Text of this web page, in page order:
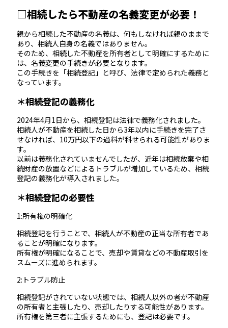
□相続したら不動産の名義変更が必要！
親から相続した不動産の名義は、何もしなければ親のままで
あり、相続人自身の名義ではありません。
そのため、相続した不動産を所有者として明確にするために
は、名義変更の手続きが必要となります。
この手続きを「相続登記」と呼び、法律で定められた義務と
なっています。
＊相続登記の義務化
2024年4月1日から、相続登記は法律で義務化されました。
相続人が不動産を相続した日から3年以内に手続きを完了さ
せなければ、10万円以下の過料が科せられる可能性がありま
す。
以前は義務化されていませんでしたが、近年は相続放棄や相
続財産の放置などによるトラブルが増加しているため、相続
登記の義務化が導入されました。
＊相続登記の必要性
1:所有権の明確化
相続登記を行うことで、相続人が不動産の正当な所有者であ
ることが明確になります。
所有権が明確になることで、売却や賃貸などの不動産取引を
スムーズに進められます。
2:トラブル防止
相続登記がされていない状態では、相続人以外の者が不動産
の所有者と主張したり、売却したりする可能性があります。
所有権を第三者に主張するためにも、登記は必要です。